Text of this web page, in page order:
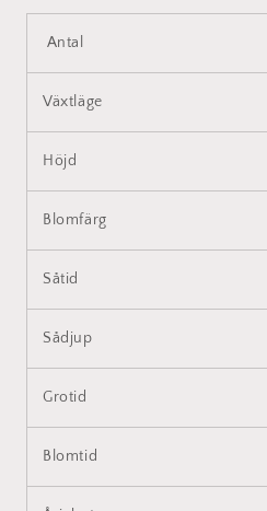
Antal
Växtläge
Höjd
Blomfärg
Såtid
Sådjup
Grotid
Blomtid